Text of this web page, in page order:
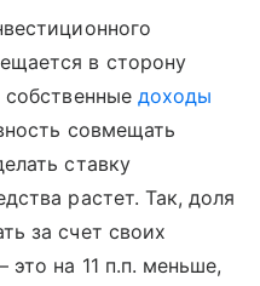
в сторону
доходы
совмещать
ставку
растет. Так, доля
за счет своих
это на 11 п.п. меньше,